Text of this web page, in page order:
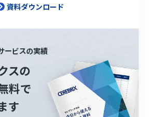
資料ダウンロード
ービスの実績
スの
料で
す